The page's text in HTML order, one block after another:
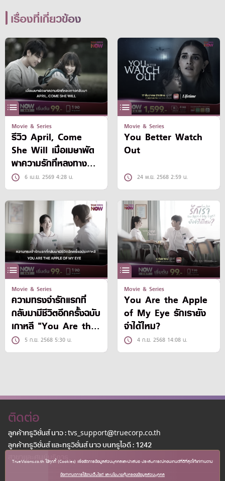
เรื่องที่เกี่ยวข้อง
Movie & Series
รีวิว April, Come
She Will เมื่อเมษาพัด
พาความรักที่หลงทาง
กลับมา6 เม.ย. 2569 4:28 น.
Movie & Series
You Better Watch
Out
24 พ.ย. 2568 2:59 น.
Movie & Series
ความทรงจำรักแรกที่
กลับมามีชีวิตอีกครั้งฉบับ
เกาหลี "You Are the
Apple of My Eye"
5 ก.ย. 2568 5:30 น.
Movie & Series
You Are the Apple
of My Eye รักเรายัง
จำได้ไหม?
4 ก.ย. 2568 14:08 น.
ติดต่อ
ลูกค้าทรูวิชั่นส์ นาว : tvs_support@truecorp.co.th
ลูกค้าทรูวิชั่นส์ และทรูวิชั่นส์ นาว บนทรูไอดี : 1242
สาขาเเละศูนย์บริการ
TrueVisions.co.th ใช้คุกกี้ (Cookies) เพื่อจัดการข้อมูลส่วนบุคคลและนำเสนอ ประสบการณ์คอนเทนต์ที่ดีที่สุดให้แก่ท่านตาม
ข้อกำหนดการใช้งานเว็บไซต์ และนโยบายคุ้มครองข้อมูลส่วนบุคคล